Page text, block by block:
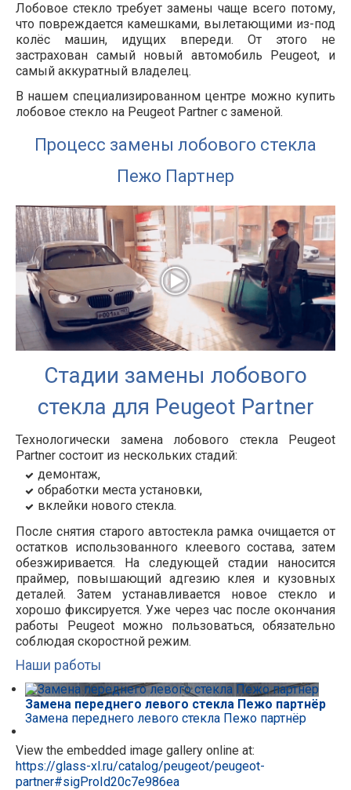
Лобовое стекло требует замены чаще всего потому,
что повреждается камешками, вылетающими из-под
колёс машин, идущих впереди. От этого не
застрахован самый новый автомобиль Peugeot, и
самый аккуратный владелец.
В нашем специализированном центре можно купить
лобовое стекло на Peugeot Partner с заменой.
Процесс замены лобового стекла
Пежо Партнер
Стадии замены лобового
стекла для Peugeot Partner
Технологически замена лобового стекла Peugeot
Partner состоит из нескольких стадий:
демонтаж,
обработки места установки,
вклейки нового стекла.
После снятия старого автостекла рамка очищается от
остатков использованного клеевого состава, затем
обезжиривается. На следующей стадии наносится
праймер, повышающий адгезию клея и кузовных
деталей. Затем устанавливается новое стекло и
хорошо фиксируется. Уже через час после окончания
работы Peugeot можно пользоваться, обязательно
соблюдая скоростной режим.
Наши работы
Замена переднего левого стекла Пежо партнёр
Замена переднего левого стекла Пежо партнёр
View the embedded image gallery online at:
https://glass-xl.ru/catalog/peugeot/peugeot-
partner#sigProId20c7e986ea